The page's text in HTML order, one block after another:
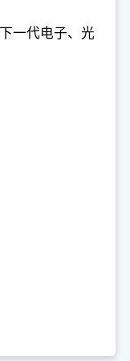
一代电子、光